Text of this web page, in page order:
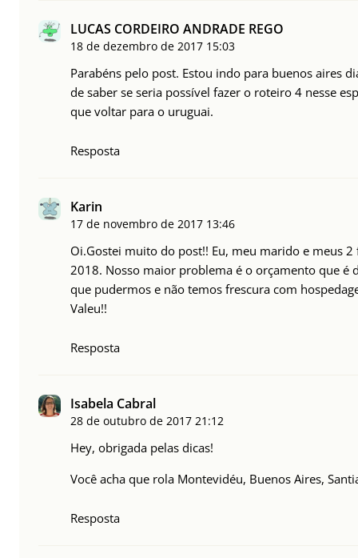
LUCAS CORDEIRO ANDRADE REGO
18 de dezembro de 2017 15:03
Parabéns pelo post. Estou indo para buenos aires
de saber se seria possível fazer o roteiro 4 nesse
que voltar para o uruguai.
Resposta
Karin
17 de novembro de 2017 13:46
Oi.Gostei muito do post!! Eu, meu marido e meus
2018. Nosso maior problema é o orçamento que é
que pudermos e não temos frescura com
Valeu!!
Resposta
Isabela Cabral
28 de outubro de 2017 21:12
Hey, obrigada pelas dicas!
Você acha que rola Montevidéu, Buenos Aires,
Resposta